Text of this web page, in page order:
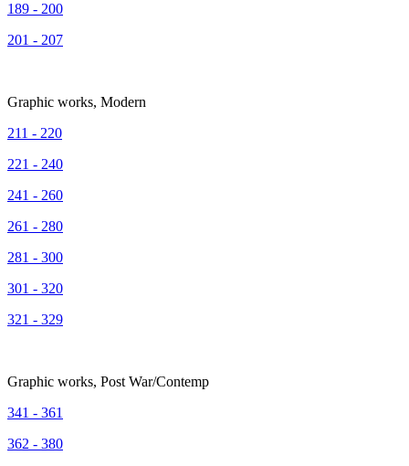
189 - 200
201 - 207
Graphic works, Modern
211 - 220
221 - 240
241 - 260
261 - 280
281 - 300
301 - 320
321 - 329
Graphic works, Post War/Contemp
341 - 361
362 - 380